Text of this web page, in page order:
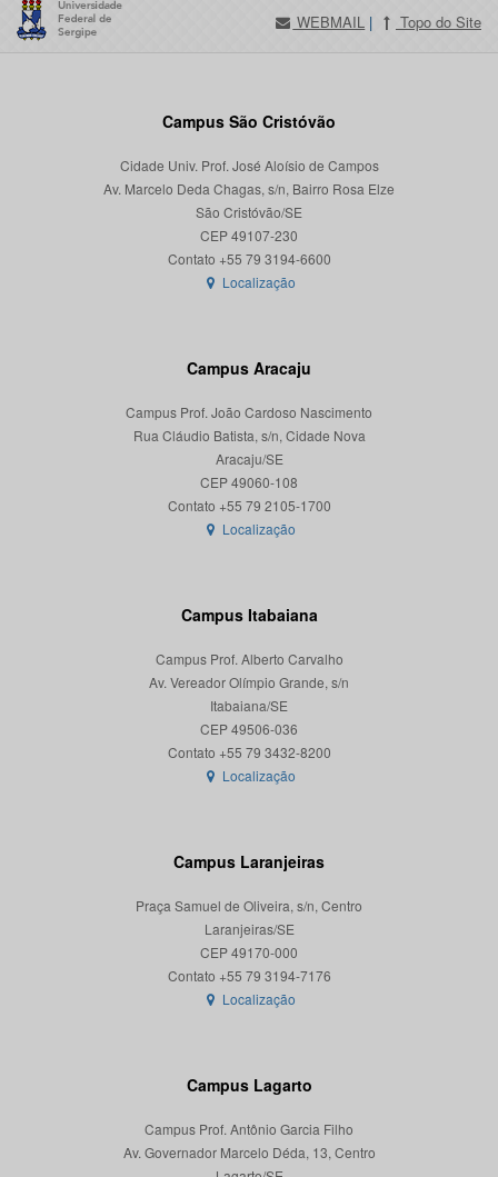
WEBMAIL | Topo do Site
Campus São Cristóvão
Cidade Univ. Prof. José Aloísio de Campos
Av. Marcelo Deda Chagas, s/n, Bairro Rosa Elze
São Cristóvão/SE
CEP 49107-230
Localização
Campus Aracaju
Campus Prof. João Cardoso Nascimento
Rua Cláudio Batista, s/n, Cidade Nova
Aracaju/SE
CEP 49060-108
Localização
Campus Itabaiana
Campus Prof. Alberto Carvalho
Av. Vereador Olímpio Grande, s/n
Itabaiana/SE
CEP 49506-036
Localização
Campus Laranjeiras
Praça Samuel de Oliveira, s/n, Centro
Laranjeiras/SE
CEP 49170-000
Localização
Campus Lagarto
Campus Prof. Antônio Garcia Filho
Av. Governador Marcelo Déda, 13, Centro